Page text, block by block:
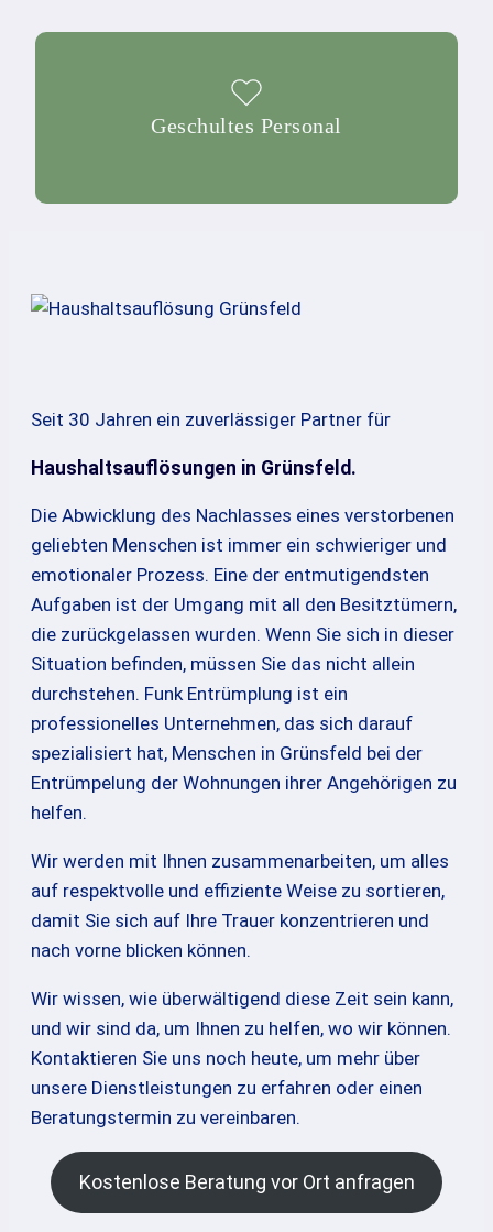
Geschultes Personal
Seit 30 Jahren ein zuverlässiger Partner für
Haushaltsauflösungen in Grünsfeld.
Die Abwicklung des Nachlasses eines verstorbenen
geliebten Menschen ist immer ein schwieriger und
emotionaler Prozess. Eine der entmutigendsten
Aufgaben ist der Umgang mit all den Besitztümern,
die zurückgelassen wurden. Wenn Sie sich in dieser
Situation befinden, müssen Sie das nicht allein
durchstehen. Funk Entrümplung ist ein
professionelles Unternehmen, das sich darauf
spezialisiert hat, Menschen in Grünsfeld bei der
Entrümpelung der Wohnungen ihrer Angehörigen zu
helfen.
Wir werden mit Ihnen zusammenarbeiten, um alles
auf respektvolle und effiziente Weise zu sortieren,
damit Sie sich auf Ihre Trauer konzentrieren und
nach vorne blicken können.
Wir wissen, wie überwältigend diese Zeit sein kann,
und wir sind da, um Ihnen zu helfen, wo wir können.
Kontaktieren Sie uns noch heute, um mehr über
unsere Dienstleistungen zu erfahren oder einen
Beratungstermin zu vereinbaren.
Kostenlose Beratung vor Ort anfragen